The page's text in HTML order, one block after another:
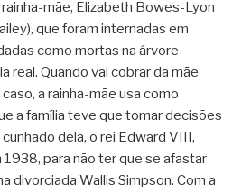
mãe, Elizabeth Bowes-Lyon
que foram internadas em
como mortas na árvore
real. Quando vai cobrar da mãe
a rainha-mãe usa como
a família teve que tomar decisões
dela, o rei Edward VIII,
para não ter que se afastar
divorciada Wallis Simpson. Com a